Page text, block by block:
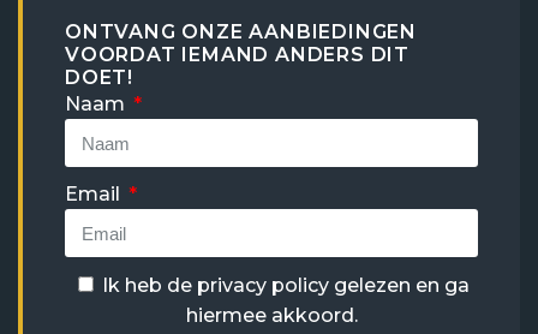
ONTVANG ONZE AANBIEDINGEN
VOORDAT IEMAND ANDERS DIT
DOET!
Naam
Email
Ik heb de privacy policy gelezen en ga
hiermee akkoord.